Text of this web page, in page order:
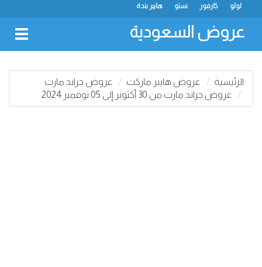
هايبر بندة نستو كارفور لولو
عروض السعودية
الرئيسية عروض هايبر ماركت
عروض جراند مارت
عروض جراند مارت من 30 أكتوبر إلى 05 نوفمبر 2024